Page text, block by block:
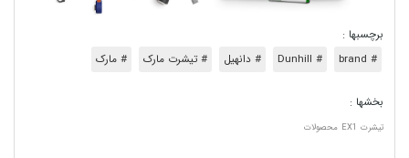
برچسبها :
# brand
# Dunhill # دانهیل # تیشرت مارک # مارک
بخشها :
تیشرت EX1 محصولات